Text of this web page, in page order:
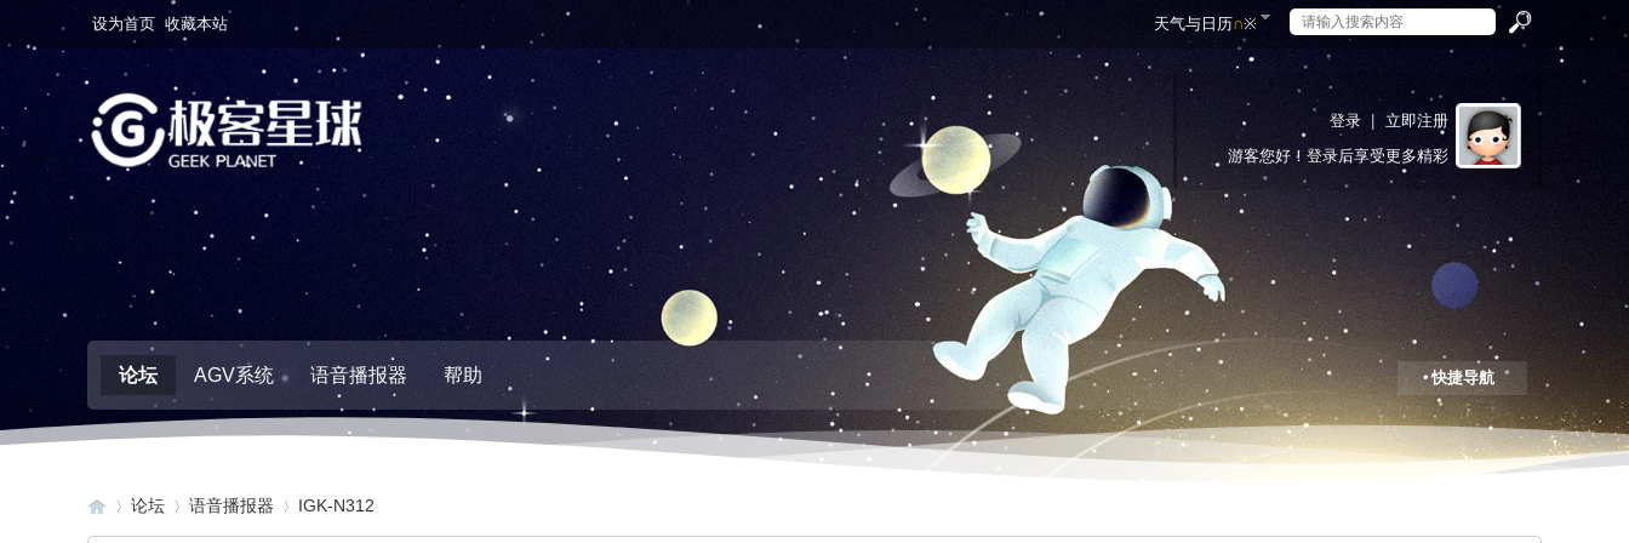
设为首页 收藏本站
索
天气与日历∩※
登录
立即注册
游客您好！登录后享受更多精彩
快捷导航
论坛 AGV系统 语音播报器 帮助
论坛 语音播报器 IGK-N312